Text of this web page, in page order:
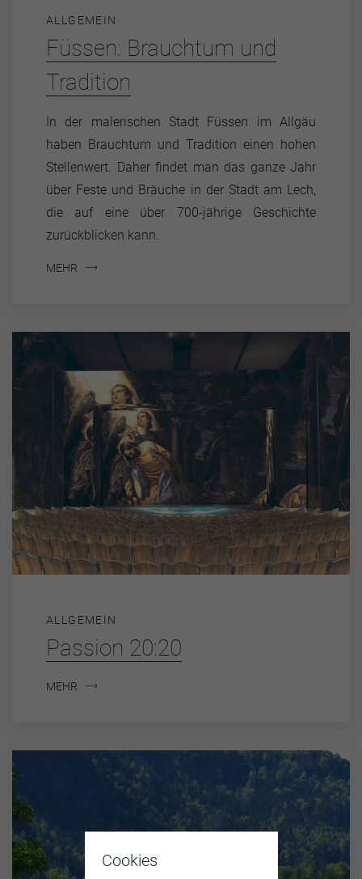
ALLGEMEIN
Füssen: Brauchtum und
Tradition
In der malerischen Stadt Füssen im Allgäu
haben Brauchtum und Tradition einen hohen
Stellenwert. Daher findet man das ganze Jahr
über Feste und Bräuche in der Stadt am Lech,
die auf eine über 700-jährige Geschichte
zurückblicken kann.
MEHR
ALLGEMEIN
Passion 20:20
MEHR
Cookies